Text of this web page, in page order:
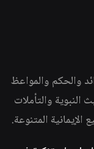
والحكم والمواعظ
النبوية والتأملات
الإيمانية المتنوعة.